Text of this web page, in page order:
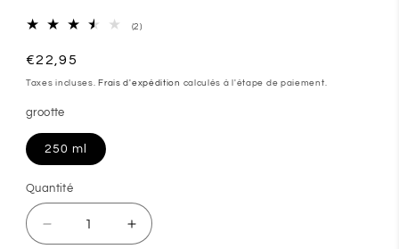
(2)2
Prix
habituel
€22,95
Taxes incluses. Frais d'expédition calculés à l'étape de paiement.
grootte
250 ml
Quantité
Quantité
Réduire
Augmenter